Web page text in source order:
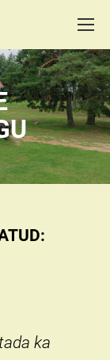
ka